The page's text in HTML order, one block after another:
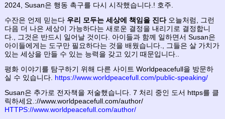
2024, Susan은 행동 촉구를 다시 시작했습니다.! 호주.
수잔은 언제 믿는다 우리 모두는 세상에 책임을 진다오늘처럼, 그런
다음 더 나은 세상이 가능하다는 새로운 결정을 내리기로 결정합니
다., 그것은 반드시 일어날 것이다. 아이들과 함께 일하면서 Susan은
아이들에게는 도구만 필요하다는 것을 배웠습니다., 그들은 살 가치가
있는 세상을 만들 수 있는 능력을 갖고 있기 때문입니다..
평화 이야기를 탐구하기 위해 다른 사이트 Worldpeacefull을 방문하
실 수 있습니다. https://www.worldpeacefull.com/public-speaking/
Susan은 추가로 전자책을 저술했습니다. 7 처리 중인 도서 https를 클
릭하세요.://www.worldpeacefull.com/author/
HTTPS://www.worldpeacefull.com/author/